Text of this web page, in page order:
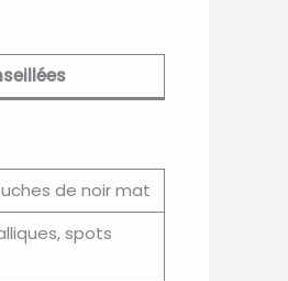
de noir mat
spots